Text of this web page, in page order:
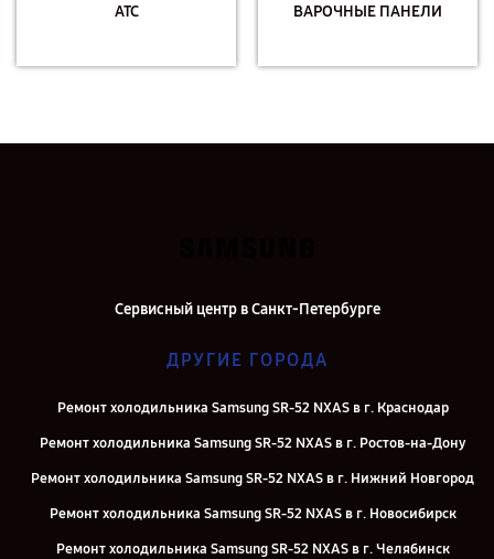
АТС ВАРОЧНЫЕ ПАНЕЛИ
Сервисный центр в Санкт-Петербурге
ДРУГИЕ ГОРОДА
Ремонт холодильника Samsung SR-52 NXAS в г. Краснодар
Ремонт холодильника Samsung SR-52 NXAS в г. Ростов-на-Дону
Ремонт холодильника Samsung SR-52 NXAS в г. Нижний Новгород
Ремонт холодильника Samsung SR-52 NXAS в г. Новосибирск
Ремонт холодильника Samsung SR-52 NXAS в г. Челябинск